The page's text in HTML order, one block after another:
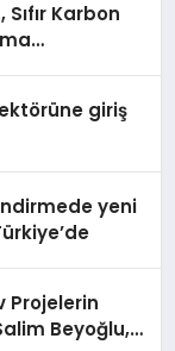
Karbon
giriş
yeni
Projelerin
Beyoğlu,